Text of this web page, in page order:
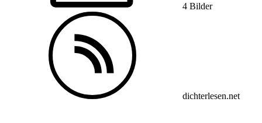
4 Bilder
dichterlesen.net